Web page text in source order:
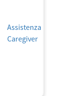
Assistenza
Caregiver